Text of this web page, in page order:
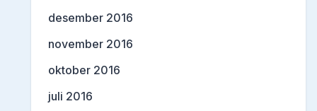
desember 2016
november 2016
oktober 2016
juli 2016